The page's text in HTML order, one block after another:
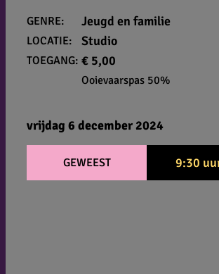
GENRE: Jeugd en familie
LOCATIE: Studio
TOEGANG: € 5,00
Ooievaarspas 50%
vrijdag 6 december 2024
GEWEEST 9:30